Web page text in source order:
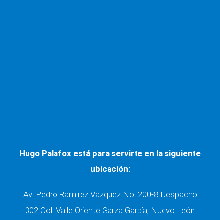
Hugo Palafox está para servirte en la siguiente
ubicación:
Av. Pedro Ramírez Vázquez No. 200-8 Despacho
302 Col. Valle Oriente Garza García, Nuevo León